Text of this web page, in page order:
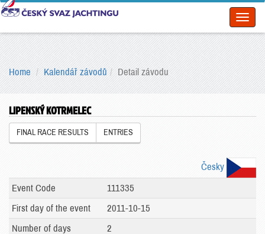
Home Kalendář závodů Detail závodu
LIPENSKÝ KOTRMELEC
FINAL RACE RESULTS ENTRIES
Česky
Event Code
111335
First day of the event
2011-10-15
Number of days
2